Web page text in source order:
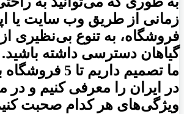
زمانی از طریق وب سایت یا
فروشگاه، به تنوع بی‌نظیری
گیاهان دسترسی داشته باشید
ما تصمیم داریم
در ایران را معرفی کنیم و در
ویژگی‌های هر کدام صحبت